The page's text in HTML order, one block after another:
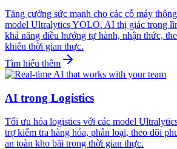
Tăng cường sức mạnh cho các cỗ máy
model Ultralytics YOLO. AI thị giác trong
khả năng điều hướng tự hành, nhận thức,
khiển thời gian thực.
Tìm hiểu thêm
AI trong Logistics
Tối ưu hóa logistics với các model
trợ kiểm tra hàng hóa, phân loại, theo dõi
an toàn kho bãi trong thời gian thực.